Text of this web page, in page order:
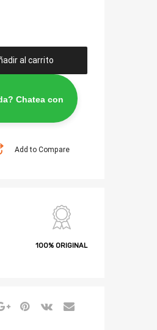
al carrito
Chatea con
Add to Compare
100% ORIGINAL